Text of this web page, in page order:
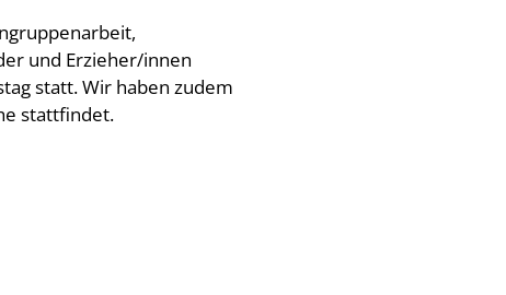
und Erzieher/innen
statt. Wir haben zudem
stattfindet.